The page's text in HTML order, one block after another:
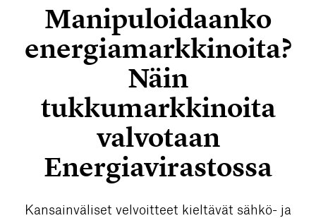
Manipuloidaanko
energiamarkkinoita?
Näin
tukkumarkkinoita
valvotaan
Energiavirastossa
Kansainväliset velvoitteet kieltävät sähkö- ja